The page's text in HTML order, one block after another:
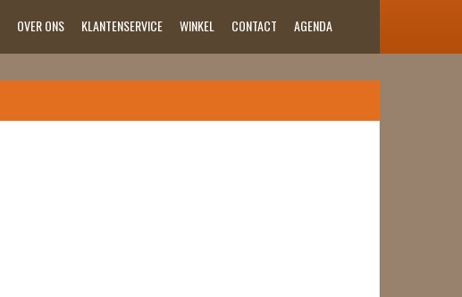
OVER ONS KLANTENSERVICE WINKEL CONTACT AGENDA